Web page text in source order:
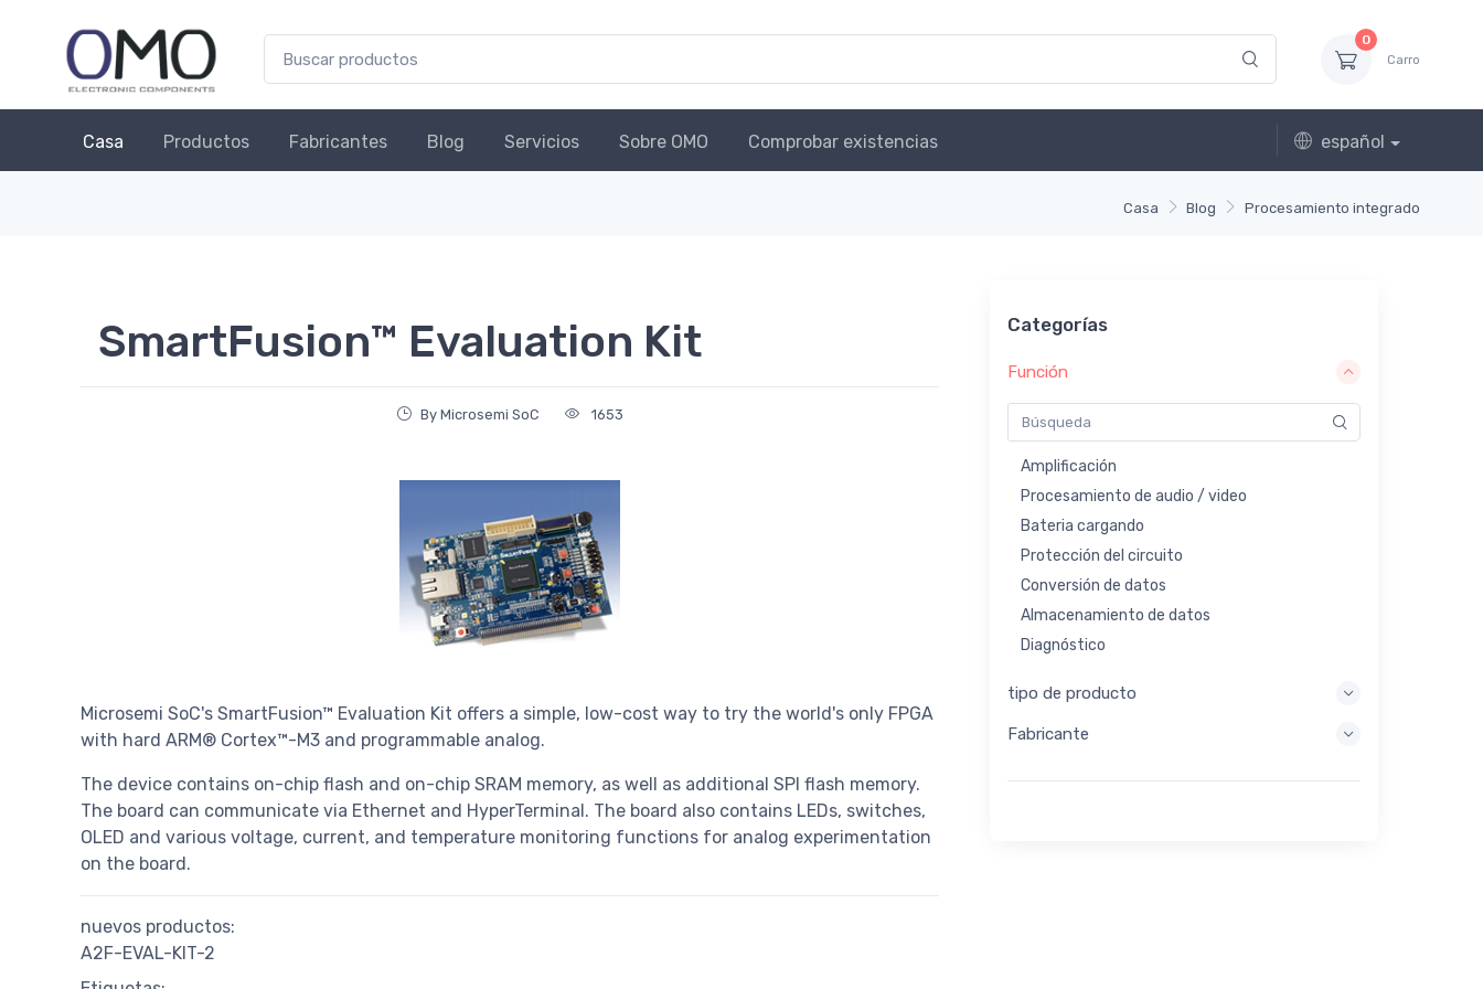
0
Carro
Casa Productos Fabricantes Blog Servicios Sobre OMO Comprobar existencias español
Casa Blog Procesamiento integrado
SmartFusion™ Evaluation Kit
By Microsemi SoC 1653
Microsemi SoC's SmartFusion™ Evaluation Kit offers a simple, low-cost way to try the world's only FPGA
with hard ARM® Cortex™-M3 and programmable analog.
The device contains on-chip flash and on-chip SRAM memory, as well as additional SPI flash memory.
The board can communicate via Ethernet and HyperTerminal. The board also contains LEDs, switches,
OLED and various voltage, current, and temperature monitoring functions for analog experimentation
on the board.
nuevos productos:
A2F-EVAL-KIT-2
Categorías
Función
Amplificación
Procesamiento de audio / video
Bateria cargando
Protección del circuito
Conversión de datos
Almacenamiento de datos
Diagnóstico
Procesamiento integrado
Recolección de energía
tipo de producto
Fabricante